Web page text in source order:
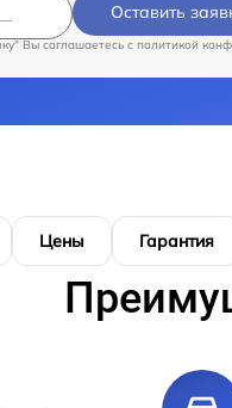
Оставить
Вы соглашаетесь c политикой
Цены Гарантия